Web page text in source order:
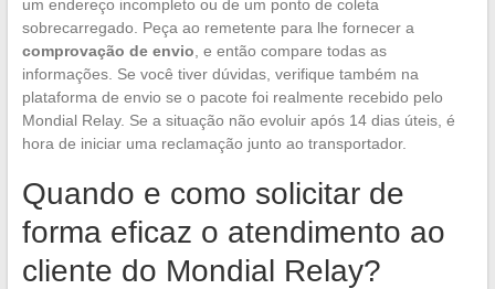
um endereço incompleto ou de um ponto de coleta
sobrecarregado. Peça ao remetente para lhe fornecer a
comprovação de envio , e então compare todas as
informações. Se você tiver dúvidas, verifique também na
plataforma de envio se o pacote foi realmente recebido pelo
Mondial Relay. Se a situação não evoluir após 14 dias úteis, é
hora de iniciar uma reclamação junto ao transportador.
Quando e como solicitar de
forma eficaz o atendimento ao
cliente do Mondial Relay?